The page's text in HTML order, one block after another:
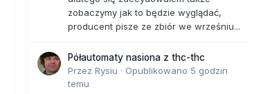
zobaczymy jak to będzie wyglądać,
producent pisze ze zbiór we wrześniu...
Półautomaty nasiona z thc-thc
Przez Rysiu · Opublikowano 5 godzin
temu